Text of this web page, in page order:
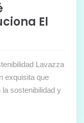
El
Lavazza
exquisita que
sostenibilidad y